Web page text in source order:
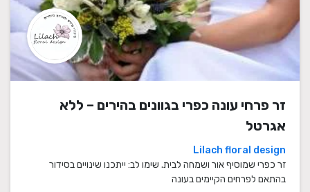
זר פרחי עונה כפרי בגוונים בהירים – ללא
אגרטל
Lilach floral design
זר כפרי שמוסיף אור ושמחה לבית. שימו לב: ייתכנו שינויים בסידור
בהתאם לפרחים הקיימים בעונה